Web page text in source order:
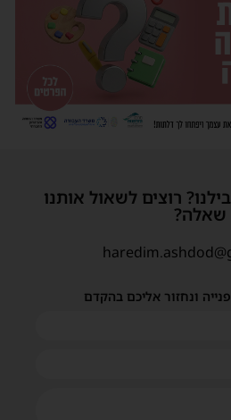
רוצים לשאול אותנו
שאלה?
ונחזור אליכם בהקדם